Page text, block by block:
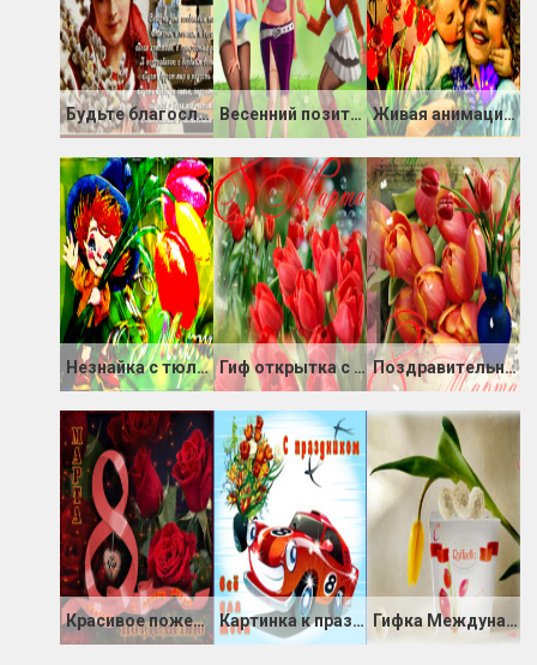
Будьте благословенны! С Вербным воскресением! Весенний позитив Живая анимация 8 Марта
Незнайка с тюльпанами 8 марта Гиф открытка с тюльпанами к 8 марта Поздравительная картинка с праздником 8 марта
Красивое пожелание на 8 марта Картинка к празднику 8 марта Гифка Международный женский день